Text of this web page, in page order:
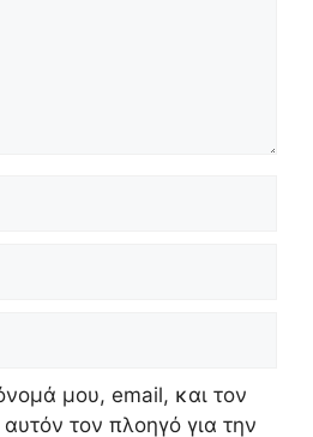
μου, email, και τον
τον πλοηγό για την